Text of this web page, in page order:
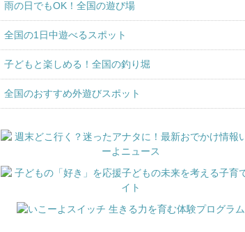
雨の日でもOK！全国の遊び場
全国の1日中遊べるスポット
子どもと楽しめる！全国の釣り堀
全国のおすすめ外遊びスポット